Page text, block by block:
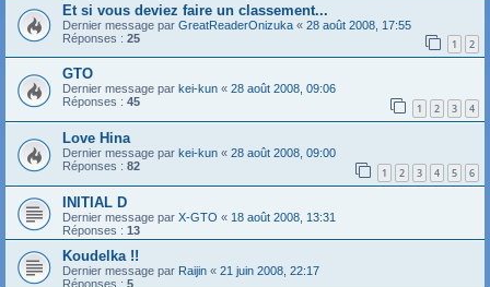
Et si vous deviez faire un classement...
Dernier message par GreatReaderOnizuka « 28 août 2008, 17:55
Réponses : 25 1 2
GTO
Dernier message par kei-kun « 28 août 2008, 09:06
Réponses : 45 1 2 3 4
Love Hina
Dernier message par kei-kun « 28 août 2008, 09:00
Réponses : 82 1 2 3 4 5 6
INITIAL D
Dernier message par X-GTO « 18 août 2008, 13:31
Réponses : 13
Koudelka !!
Dernier message par Raijin « 21 juin 2008, 22:17
Réponses : 5